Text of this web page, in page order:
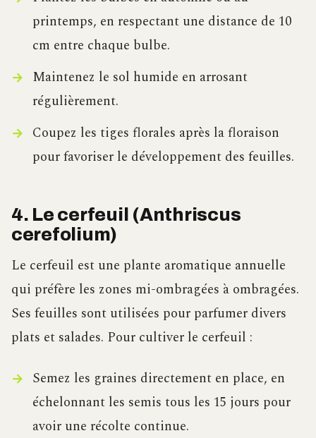
printemps, en respectant une distance de 10
cm entre chaque bulbe.
Maintenez le sol humide en arrosant
régulièrement.
Coupez les tiges florales après la floraison
pour favoriser le développement des feuilles.
4. Le cerfeuil (Anthriscus
cerefolium)
Le cerfeuil est une plante aromatique annuelle
qui préfère les zones mi-ombragées à ombragées.
Ses feuilles sont utilisées pour parfumer divers
plats et salades. Pour cultiver le cerfeuil :
Semez les graines directement en place, en
échelonnant les semis tous les 15 jours pour
avoir une récolte continue.